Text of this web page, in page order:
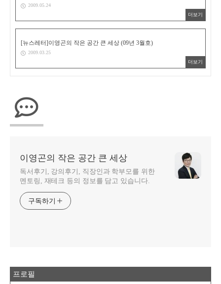
2009.05.24
더보기
[뉴스레터]이영곤의 작은 공간 큰 세상 (09년 3월호)
2009.03.25
더보기
이영곤의 작은 공간 큰 세상
독서후기, 강의후기, 직장인과 학부모를 위한
멘토링, 재테크 등의 정보를 담고 있습니다.
구독하기
프로필